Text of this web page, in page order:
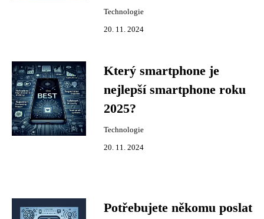
Technologie
20. 11. 2024
Který smartphone je
nejlepší smartphone roku
2025?
Technologie
20. 11. 2024
Potřebujete někomu poslat